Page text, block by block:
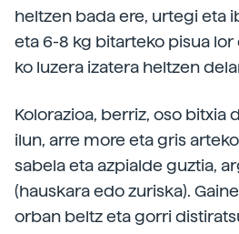
heltzen bada ere, urtegi eta
eta 6-8 kg bitarteko pisua
ko luzera izatera heltzen
Kolorazioa, berriz, oso bitxia
ilun, arre more eta gris
sabela eta azpialde guztia,
(hauskara edo zuriska).
orban beltz eta gorri